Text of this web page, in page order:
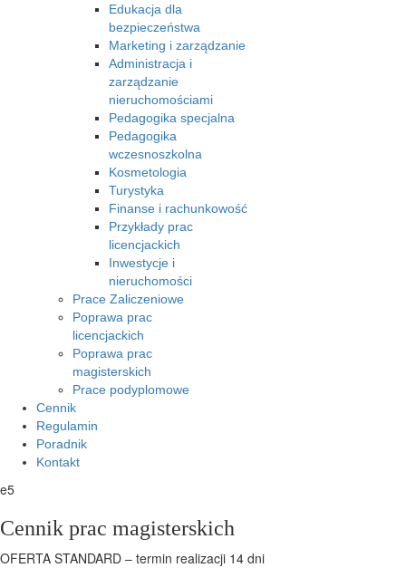
Edukacja dla
bezpieczeństwa
Marketing i zarządzanie
Administracja i
zarządzanie
nieruchomościami
Pedagogika specjalna
Pedagogika
wczesnoszkolna
Kosmetologia
Turystyka
Finanse i rachunkowość
Przykłady prac
licencjackich
Inwestycje i
nieruchomości
Prace Zaliczeniowe
Poprawa prac
licencjackich
Poprawa prac
magisterskich
Prace podyplomowe
Cennik
Regulamin
Poradnik
Kontakt
e5
Cennik prac magisterskich
OFERTA STANDARD – termin realizacji 14 dni